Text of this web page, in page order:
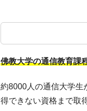
佛教大学の通信教育課
約8000人の通信大学生
得できない資格まで取